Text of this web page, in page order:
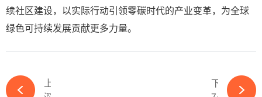
续社区建设，以实际行动引领零碳时代的产业变革，为全球
绿色可持续发展贡献更多力量。
下一篇